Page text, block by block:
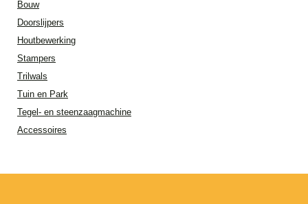
Bouw
Doorslijpers
Houtbewerking
Stampers
Trilwals
Tuin en Park
Tegel- en steenzaagmachine
Accessoires